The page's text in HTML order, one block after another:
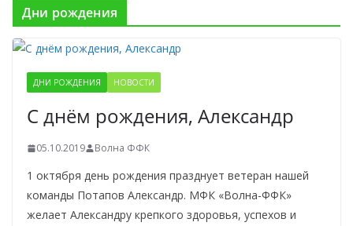
Дни рождения
ДНИ РОЖДЕНИЯ НОВОСТИ
С днём рождения, Александр
05.10.2019 Волна ФФК
1 октября день рождения празднует ветеран нашей
команды Потапов Александр. МФК «Волна-ФФК»
желает Александру крепкого здоровья, успехов и